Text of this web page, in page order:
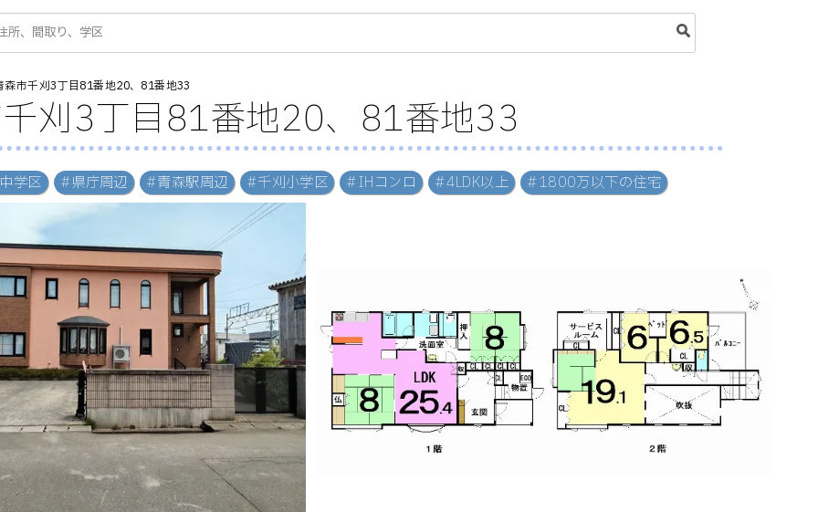
森市千刈3丁目81番地20、81番地33
刈3丁目81番地20、81番地33
学区 #県庁周辺 #青森駅周辺 #千刈小学区 #IHコンロ #4LDK以上 #1800万以下の住宅